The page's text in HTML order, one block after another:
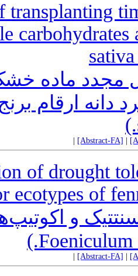
transplanting
مجدد ماده
[Abstract-FA]
of drought
ecotypes of
و
[Abstract-FA]